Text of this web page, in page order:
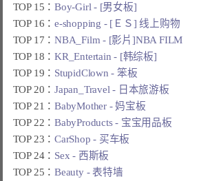
TOP 15：Boy-Girl - [男女板]
TOP 16：e-shopping - [ＥＳ] 线上购物
TOP 17：NBA_Film - [影片]NBA FILM
TOP 18：KR_Entertain - [韩综板]
TOP 19： StupidClown - 笨板
TOP 20：Japan_Travel - 日本旅游板
TOP 21：BabyMother - 妈宝板
TOP 22：BabyProducts - 宝宝用品板
TOP 23：CarShop - 买车板
TOP 24： Sex - 西斯板
TOP 25：Beauty - 表特墙